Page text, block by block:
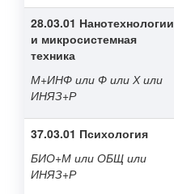
28.03.01 Нанотехнологии
и микросистемная
техника
М+ИНФ или Ф или Х или
ИНЯЗ+Р
37.03.01 Психология
БИО+М или ОБЩ или
ИНЯЗ+Р